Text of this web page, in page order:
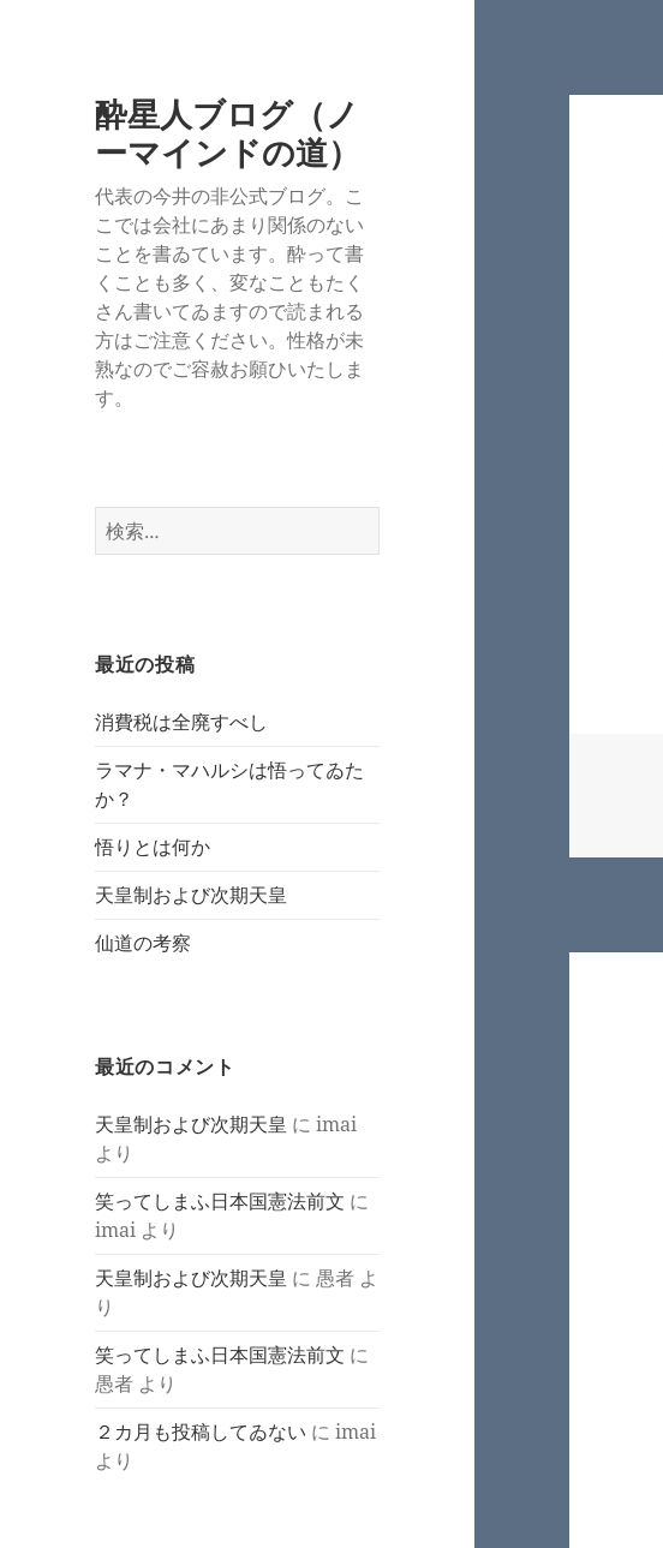
酔星人ブログ（ノ
ーマインドの道）
代表の今井の非公式ブログ。こ
こでは会社にあまり関係のない
ことを書ゐています。酔って書
くことも多く、変なこともたく
さん書いてゐますので読まれる
方はご注意ください。性格が未
熟なのでご容赦お願ひいたしま
す。
検
索:
最近の投稿
消費税は全廃すべし
ラマナ・マハルシは悟ってゐた
か？
悟りとは何か
天皇制および次期天皇
仙道の考察
最近のコメント
天皇制および次期天皇 にimai
より
笑ってしまふ日本国憲法前文 に
imai より
天皇制および次期天皇 に 愚者 よ
り
笑ってしまふ日本国憲法前文 に
愚者 より
２カ月も投稿してゐない にimai
より